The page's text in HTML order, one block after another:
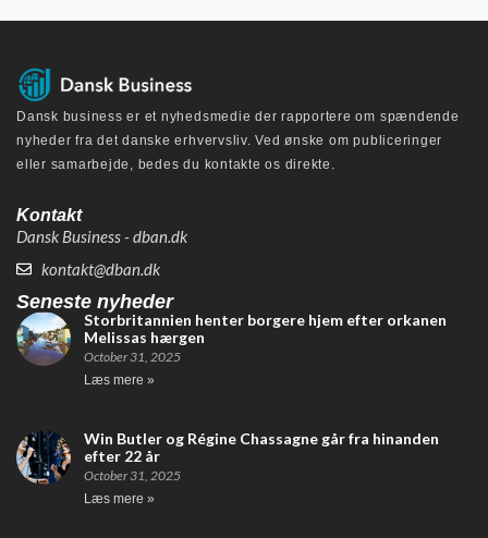
Dansk business er et nyhedsmedie der rapportere om spændende
nyheder fra det danske erhvervsliv. Ved ønske om publiceringer
eller samarbejde, bedes du kontakte os direkte.
Kontakt
Dansk Business - dban.dk
kontakt@dban.dk
Seneste nyheder
Storbritannien henter borgere hjem efter orkanen
Melissas hærgen
October 31, 2025
Læs mere »
Win Butler og Régine Chassagne går fra hinanden
efter 22 år
October 31, 2025
Læs mere »